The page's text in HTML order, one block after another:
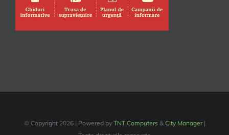
© Copyright 2026 | Powered by TNT Computers& City Manager|